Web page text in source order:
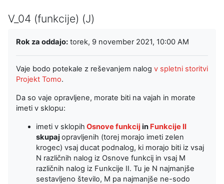
V_04 (funkcije) (J)
Rok za oddajo: torek, 9 november 2021, 10:00 AM
Vaje bodo potekale z reševanjem nalog v spletni storitvi
Projekt Tomo.
Da so vaje opravljene, morate biti na vajah in morate
imeti v sklopu:
imeti v sklopih Osnove funkcij in Funkcije II
skupaj opravljenih (torej morajo imeti zelen
krogec) vsaj ducat podnalog, ki morajo biti iz vsaj
N različnih nalog iz Osnove funkcij in vsaj M
različnih nalog iz Funkcije II. Tu je N najmanjše
sestavljeno število, M pa najmanjše ne-sodo